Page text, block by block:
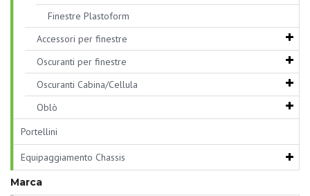
Finestre Plastoform
Accessori per finestre
Oscuranti per finestre
Oscuranti Cabina/Cellula
Oblò
Portellini
Equipaggiamento Chassis
Marca